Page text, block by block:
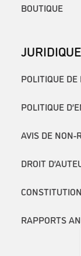
BOUTIQUE
JURIDIQUE
POLITIQUE
POLITIQUE
AVIS DE NON-
DROIT
CONSTITUTION
RAPPORTS